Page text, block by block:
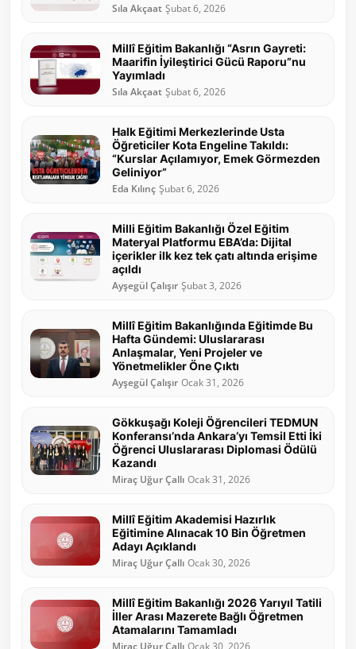
Sıla Akçaat Şubat 6, 2026
Millî Eğitim Bakanlığı “Asrın Gayreti:
Maarifin İyileştirici Gücü Raporu”nu
Yayımladı
Sıla Akçaat Şubat 6, 2026
Halk Eğitimi Merkezlerinde Usta
Öğreticiler Kota Engeline Takıldı:
“Kurslar Açılamıyor, Emek Görmezden
Geliniyor”
Eda Kılınç Şubat 6, 2026
Milli Eğitim Bakanlığı Özel Eğitim
Materyal Platformu EBA’da: Dijital
içerikler ilk kez tek çatı altında erişime
açıldı
Ayşegül Çalışır Şubat 3, 2026
Millî Eğitim Bakanlığında Eğitimde Bu
Hafta Gündemi: Uluslararası
Anlaşmalar, Yeni Projeler ve
Yönetmelikler Öne Çıktı
Ayşegül Çalışır Ocak 31, 2026
Gökkuşağı Koleji Öğrencileri TEDMUN
Konferansı’nda Ankara’yı Temsil Etti İki
Öğrenci Uluslararası Diplomasi Ödülü
Kazandı
Miraç Uğur Çallı Ocak 31, 2026
Millî Eğitim Akademisi Hazırlık
Eğitimine Alınacak 10 Bin Öğretmen
Adayı Açıklandı
Miraç Uğur Çallı Ocak 30, 2026
Millî Eğitim Bakanlığı 2026 Yarıyıl Tatili
İller Arası Mazerete Bağlı Öğretmen
Atamalarını Tamamladı
Miraç Uğur Çallı Ocak 30, 2026